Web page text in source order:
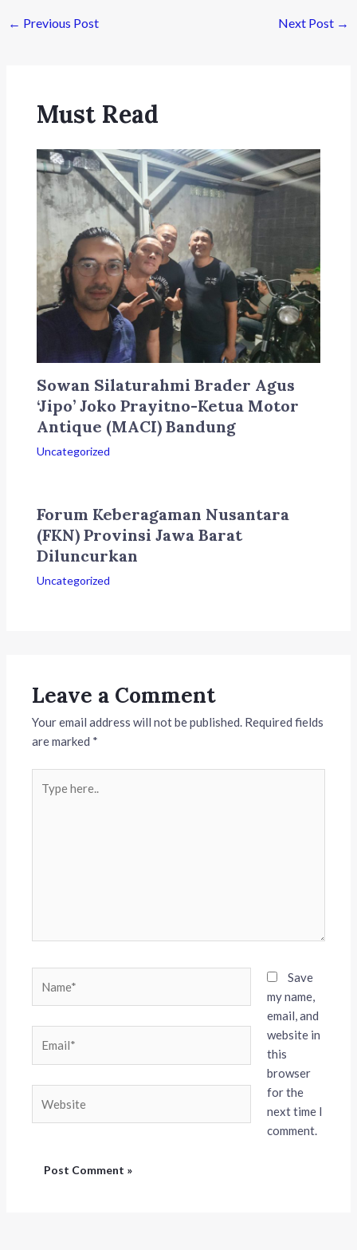
← Previous Post Next Post →
Must Read
Sowan Silaturahmi Brader Agus
‘Jipo’ Joko Prayitno-Ketua Motor
Antique (MACI) Bandung
Uncategorized
Forum Keberagaman Nusantara
(FKN) Provinsi Jawa Barat
Diluncurkan
Uncategorized
Leave a Comment
Your email address will not be published. Required fields
are marked *
here..
Save
my name,
email, and
website in
this
browser
for the
next time I
comment.